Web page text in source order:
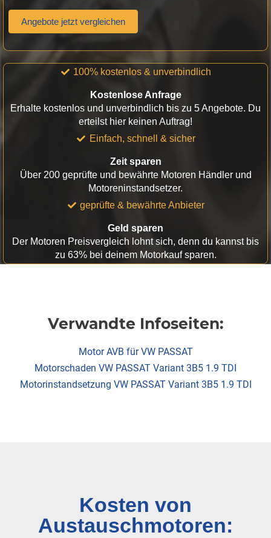
Angebote jetzt vergleichen
100% kostenlos & unverbindlich
Kostenlose Anfrage
Erhalte kostenlos und unverbindlich bis zu 5 Angebote. Du
erteilst hier keinen Auftrag!
Einfach, schnell & sicher
Zeit sparen
Über 200 geprüfte und bewährte Motoren Händler und
Motoreninstandsetzer.
geprüfte & bewährte Anbieter
Geld sparen
Der Motoren Preisvergleich lohnt sich, denn du kannst bis
zu 63% bei deinem Motorkauf sparen.
Verwandte Infoseiten:
Motor AVB für VW PASSAT
Motorschaden VW PASSAT Variant 3B5 1.9 TDI
Motorinstandsetzung VW PASSAT Variant 3B5 1.9 TDI
Kosten von
Austauschmotoren: